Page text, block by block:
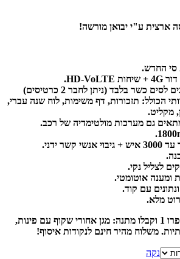
בלבד (ניתן לחבר 2 כרטיסים)
תזכורות, דף משימות, לוח שנה עברי,
גם מערכות מולטימדיה של רכב.
נקי.
אוטומטי.
עם קוד.
הזמינו עכשיו פירסט פון פרו 1 וקבלו מתנה: מגן אחורי שקוף עם פינות,
מהיר חינם לנקודות איסוף!